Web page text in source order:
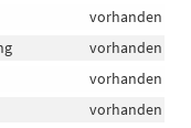
vorhanden
vorhanden
vorhanden
vorhanden